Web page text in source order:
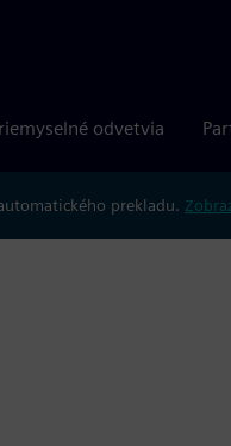
odvetvia
prekladu.